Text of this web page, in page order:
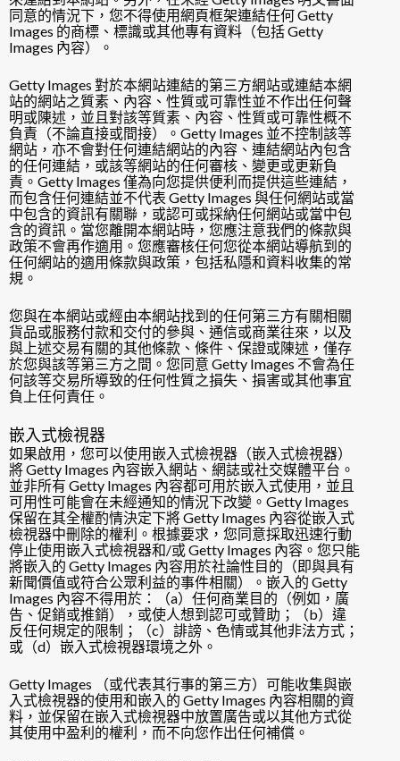
同意的情況下，您不得使用網頁框架連結任何 Getty
Images 的商標、標識或其他專有資料（包括 Getty
Images 內容）。
Getty Images 對於本網站連結的第三方網站或連結本網
站的網站之質素、內容、性質或可靠性並不作出任何聲
明或陳述，並且對該等質素、內容、性質或可靠性概不
負責（不論直接或間接）。Getty Images 並不控制該等
網站，亦不會對任何連結網站的內容、連結網站內包含
的任何連結，或該等網站的任何審核、變更或更新負
責。Getty Images 僅為向您提供便利而提供這些連結，
而包含任何連結並不代表 Getty Images 與任何網站或當
中包含的資訊有關聯，或認可或採納任何網站或當中包
含的資訊。當您離開本網站時，您應注意我們的條款與
政策不會再作適用。您應審核任何您從本網站導航到的
任何網站的適用條款與政策，包括私隱和資料收集的常
規。
您與在本網站或經由本網站找到的任何第三方有關相關
貨品或服務付款和交付的參與、通信或商業往來，以及
與上述交易有關的其他條款、條件、保證或陳述，僅存
於您與該等第三方之間。您同意 Getty Images 不會為任
何該等交易所導致的任何性質之損失、損害或其他事宜
負上任何責任。
嵌入式檢視器
如果啟用，您可以使用嵌入式檢視器（嵌入式檢視器）
將 Getty Images 內容嵌入網站、網誌或社交媒體平台。
並非所有 Getty Images 內容都可用於嵌入式使用，並且
可用性可能會在未經通知的情況下改變。Getty Images
保留在其全權酌情決定下將 Getty Images 內容從嵌入式
檢視器中刪除的權利。根據要求，您同意採取迅速行動
停止使用嵌入式檢視器和/或 Getty Images 內容。您只能
將嵌入的 Getty Images 內容用於社論性目的（即與具有
新聞價值或符合公眾利益的事件相關）。嵌入的 Getty
Images 內容不得用於：（a）任何商業目的（例如，廣
告、促銷或推銷），或使人想到認可或贊助；（b）違
反任何規定的限制；（c）誹謗、色情或其他非法方式；
或（d）嵌入式檢視器環境之外。
Getty Images （或代表其行事的第三方）可能收集與嵌
入式檢視器的使用和嵌入的 Getty Images 內容相關的資
料，並保留在嵌入式檢視器中放置廣告或以其他方式從
其使用中盈利的權利，而不向您作出任何補償。